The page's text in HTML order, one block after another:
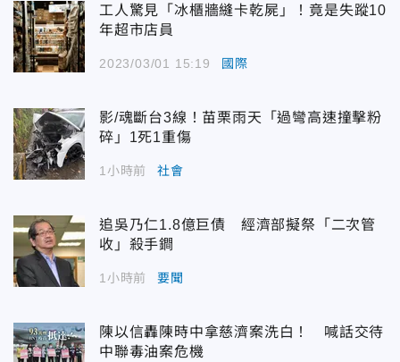
工人驚見「冰櫃牆縫卡乾屍」！竟是失蹤10
年超市店員
2023/03/01 15:19 國際
影/魂斷台3線！苗栗雨天「過彎高速撞擊粉
碎」1死1重傷
1小時前 社會
追吳乃仁1.8億巨債 經濟部擬祭「二次管
收」殺手鐧
1小時前 要聞
陳以信轟陳時中拿慈濟案洗白！ 喊話交待
中聯毒油案危機